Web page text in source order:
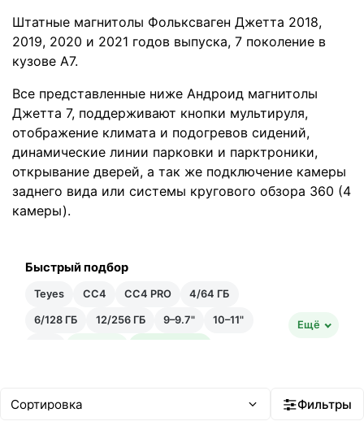
Штатные магнитолы Фольксваген Джетта 2018,
2019, 2020 и 2021 годов выпуска, 7 поколение в
кузове А7.
Все представленные ниже Андроид магнитолы
Джетта 7, поддерживают кнопки мультируля,
отображение климата и подогревов сидений,
динамические линии парковки и парктроники,
открывание дверей, а так же подключение камеры
заднего вида или системы кругового обзора 360 (4
камеры).
Быстрый подбор
Teyes CC4 CC4 PRO 4/64 ГБ
6/128 ГБ 12/256 ГБ 9–9.7" 10–11" Ещё
Фильтры